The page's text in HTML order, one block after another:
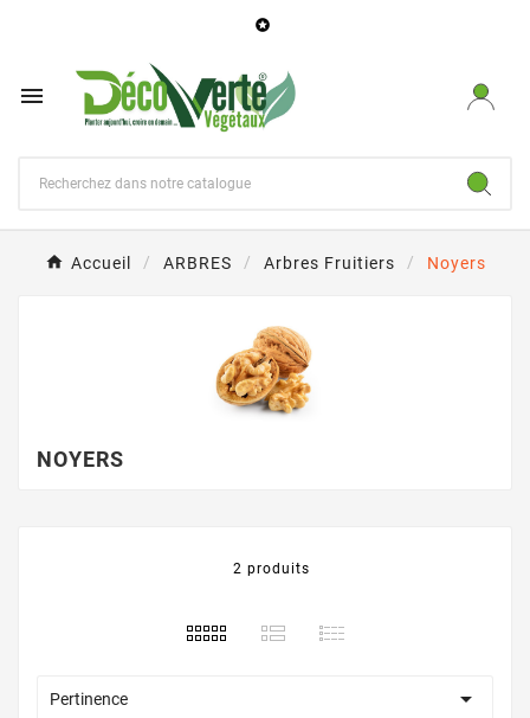


Accueil ARBRES Arbres Fruitiers Noyers
NOYERS
2 produits
Pertinence 